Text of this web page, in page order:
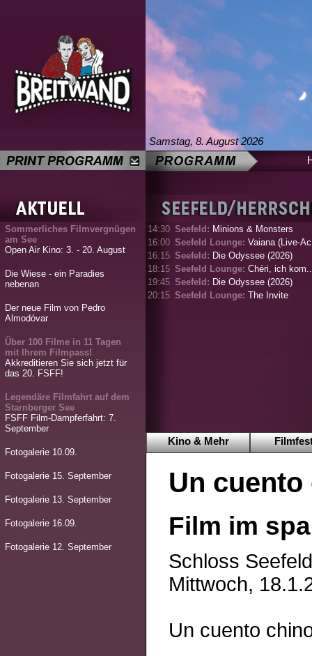
Samstag, 8. August 2026
Sommerliches Filmvergnügen
am See
Open Air Kino: 3. - 20. August
Die Wiese - ein Paradies
nebenan
Der neue Film von Pedro
Almodóvar
Über 100 Filme in 11 Tagen
mit Ihrem Filmpass!
Akkreditieren Sie sich jetzt für
das 20. FSFF!
Legendäre Filmfahrt auf dem
Starnberger See
FSFF Film-Dampferfahrt: 7.
September
Fotogalerie 10.09.
Fotogalerie 15. September
Fotogalerie 13. September
Fotogalerie 16.09.
Fotogalerie 12. September
14:30 Seefeld: Minions & Monsters
16:00 Seefeld Lounge: Vaiana (Live-
16:15 Seefeld: Die Odyssee (2026)
18:15 Seefeld Lounge: Chéri, ich
19:45 Seefeld: Die Odyssee (2026)
20:15 Seefeld Lounge: The Invite
Kino & Mehr
Un
Film im
Schloss
Mittwoch,
Un cuento